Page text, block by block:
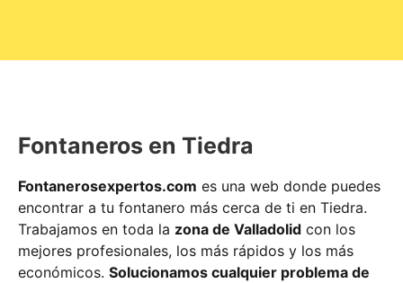
Fontaneros en Tiedra
Fontanerosexpertos.com es una web donde puedes
encontrar a tu fontanero más cerca de ti en Tiedra.
Trabajamos en toda la zona de Valladolid con los
mejores profesionales, los más rápidos y los más
económicos. Solucionamos cualquier problema de